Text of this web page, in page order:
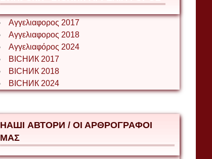
Αγγελιαφορος 2017
Αγγελιαφορος 2018
Αγγελιαφόρος 2024
ВІСНИК 2017
ВІСНИК 2018
ВІСНИК 2024
НАШІ АВТОРИ / ΟΙ ΑΡΘΡΟΓΡΑΦΟΙ
ΜΑΣ